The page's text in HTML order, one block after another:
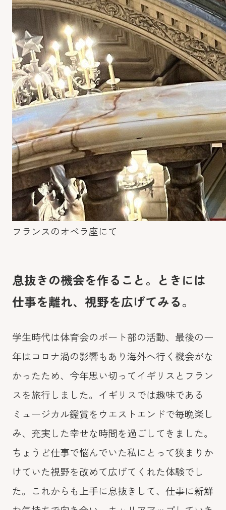
フランスのオペラ座にて
息抜きの機会を作ること。ときには
仕事を離れ、視野を広げてみる。
学生時代は体育会のボート部の活動、最後の一
年はコロナ渦の影響もあり海外へ行く機会がな
かったため、今年思い切ってイギリスとフラン
スを旅行しました。イギリスでは趣味である
ミュージカル鑑賞をウエストエンドで毎晩楽し
み、充実した幸せな時間を過ごしてきました。
ちょうど仕事で悩んでいた私にとって狭まりか
けていた視野を改めて広げてくれた体験でし
た。これからも上手に息抜きして、仕事に新鮮